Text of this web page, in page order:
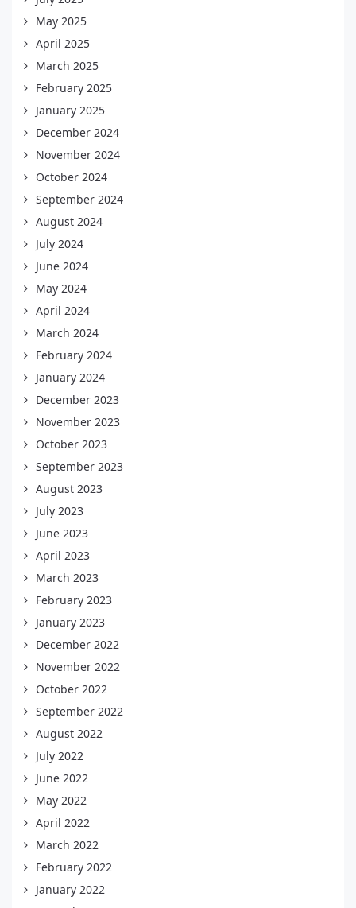
May 2025
April 2025
March 2025
February 2025
January 2025
December 2024
November 2024
October 2024
September 2024
August 2024
July 2024
June 2024
May 2024
April 2024
March 2024
February 2024
January 2024
December 2023
November 2023
October 2023
September 2023
August 2023
July 2023
June 2023
April 2023
March 2023
February 2023
January 2023
December 2022
November 2022
October 2022
September 2022
August 2022
July 2022
June 2022
May 2022
April 2022
March 2022
February 2022
January 2022